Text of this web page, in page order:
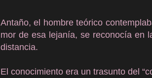
Antaño, el hombre teórico
mor de esa lejanía, se reconocía en
distancia.
El conocimiento era un trasunto del